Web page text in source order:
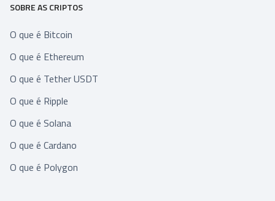
SOBRE AS CRIPTOS
O que é Bitcoin
O que é Ethereum
O que é Tether USDT
O que é Ripple
O que é Solana
O que é Cardano
O que é Polygon